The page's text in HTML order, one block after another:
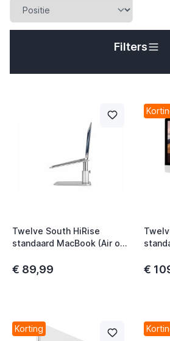
Filters
Twelve South HiRise
standaard MacBook (Air of
€ 89,99 €
Korting